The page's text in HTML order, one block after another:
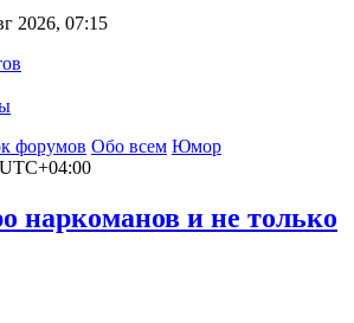
2026, 07:15
форумов Обо всем Юмор
UTC+04:00
наркоманов и не только